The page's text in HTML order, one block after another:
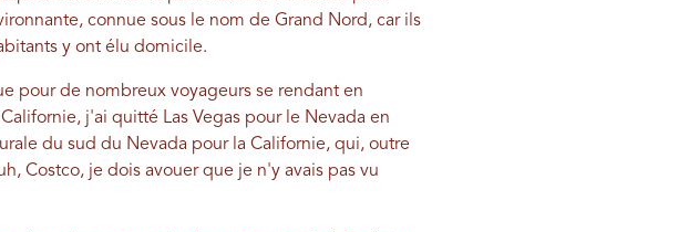
connue sous le nom de Grand Nord, car ils
y ont élu domicile.
pour de nombreux voyageurs se rendant en
j'ai quitté Las Vegas pour le Nevada en
du sud du Nevada pour la Californie, qui, outre
Costco, je dois avouer que je n'y avais pas vu